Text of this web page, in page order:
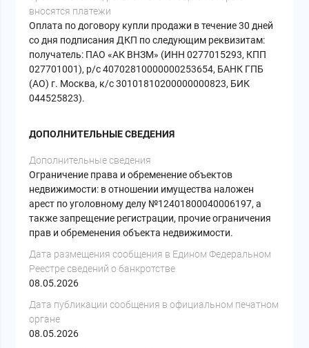
вносятся платежи
Оплата по договору купли продажи в течение 30 дней
со дня подписания ДКП по следующим реквизитам:
получатель: ПАО «АК ВНЗМ» (ИНН 0277015293, КПП
027701001), р/с 40702810000000253654, БАНК ГПБ
(АО) г. Москва, к/с 30101810200000000823, БИК
044525823).
ДОПОЛНИТЕЛЬНЫЕ СВЕДЕНИЯ
Дополнительные сведения
Ограничение права и обременение объектов
недвижимости: в отношении имущества наложен
арест по уголовному делу №12401800040006197, а
также запрещение регистрации, прочие ограничения
прав и обременения объекта недвижимости.
Дата размещения сообщения в Едином Федеральном
Реестре сведений о банкротстве
08.05.2026
Дата публикации сообщения в официальном печатном
органе
08.05.2026